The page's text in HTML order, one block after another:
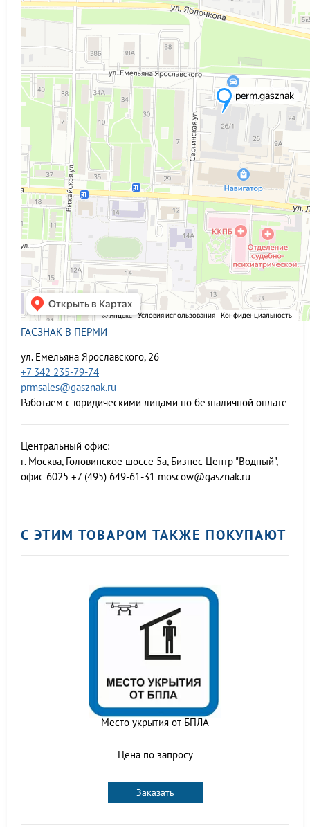
ГАСЗНАК В ПЕРМИ
ул. Емельяна Ярославского, 26
+7 342 235-79-74
prmsales@gasznak.ru
Работаем с юридическими лицами по безналичной оплате
Центральный офис:
г. Москва, Головинское шоссе 5а, Бизнес-Центр "Водный",
офис 6025 +7 (495) 649-61-31 moscow@gasznak.ru
С ЭТИМ ТОВАРОМ ТАКЖЕ ПОКУПАЮТ
Место укрытия от БПЛА
Цена по запросу
Заказать